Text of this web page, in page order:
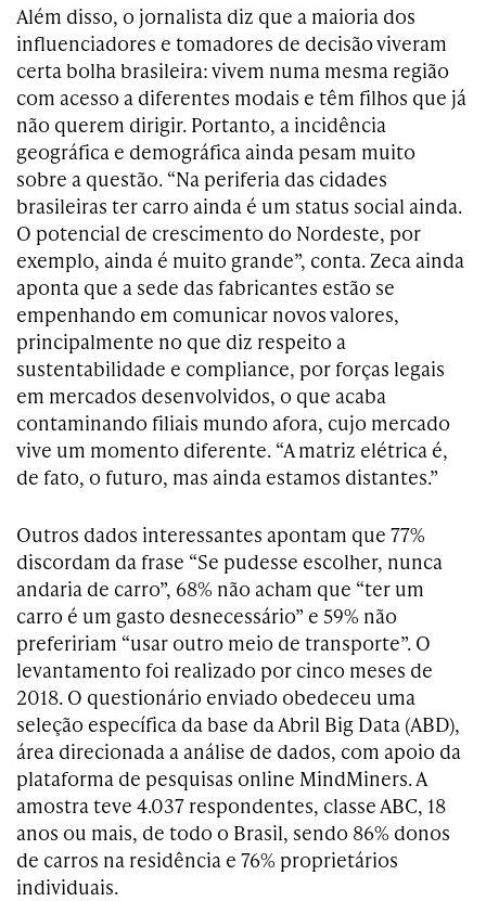
Além disso, o jornalista diz que a maioria dos
influenciadores e tomadores de decisão viveram
certa bolha brasileira: vivem numa mesma região
com acesso a diferentes modais e têm filhos que já
não querem dirigir. Portanto, a incidência
geográfica e demográfica ainda pesam muito
sobre a questão. “Na periferia das cidades
brasileiras ter carro ainda é um status social ainda.
O potencial de crescimento do Nordeste, por
exemplo, ainda é muito grande”, conta. Zeca ainda
aponta que a sede das fabricantes estão se
empenhando em comunicar novos valores,
principalmente no que diz respeito a
sustentabilidade e compliance, por forças legais
em mercados desenvolvidos, o que acaba
contaminando filiais mundo afora, cujo mercado
vive um momento diferente. “A matriz elétrica é,
de fato, o futuro, mas ainda estamos distantes.”
Outros dados interessantes apontam que 77%
discordam da frase “Se pudesse escolher, nunca
andaria de carro”, 68% não acham que “ter um
carro é um gasto desnecessário” e 59% não
prefeririam “usar outro meio de transporte”. O
levantamento foi realizado por cinco meses de
2018. O questionário enviado obedeceu uma
seleção específica da base da Abril Big Data (ABD),
área direcionada a análise de dados, com apoio da
plataforma de pesquisas online MindMiners. A
amostra teve 4.037 respondentes, classe ABC, 18
anos ou mais, de todo o Brasil, sendo 86% donos
de carros na residência e 76% proprietários
individuais.